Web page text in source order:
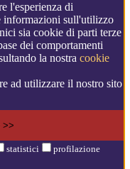
l'esperienza di
informazioni sull'utilizzo
sia cookie di parti terze
dei comportamenti
la nostra cookie
ad utilizzare il nostro sito
>>
statistici profilazione